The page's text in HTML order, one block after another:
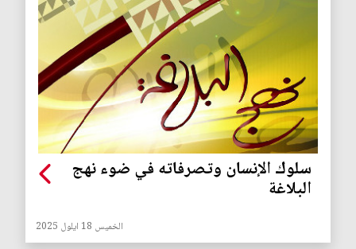
سلوك الإنسان وتصرفاته في ضوء نهج
البلاغة
الخميس 18 ايلول 2025